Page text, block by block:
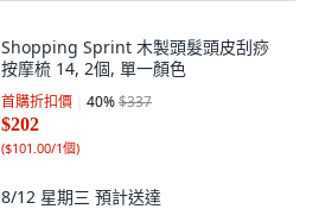
Shopping Sprint 木製頭髮頭皮刮痧
按摩梳 14, 2個, 單一顏色
首購折扣價 40%$337
$202
($101.00/1個)
8/12 星期三 預計送達